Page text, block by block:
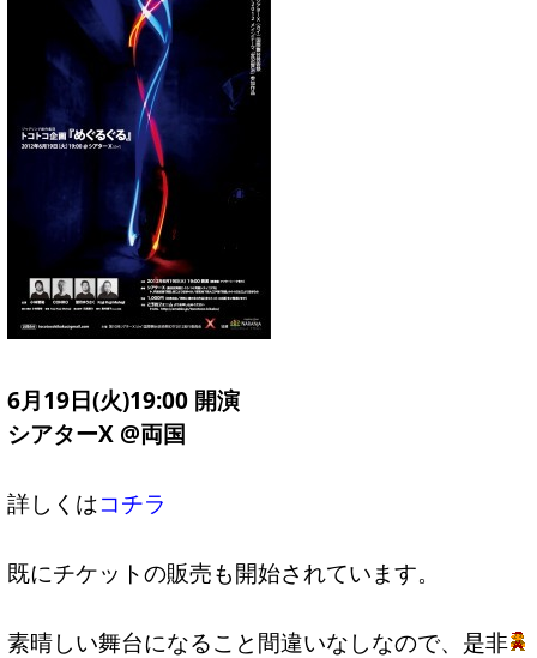
6月19日(火)19:00 開演
シアターX @両国
詳しくはコチラ
既にチケットの販売も開始されています。
素晴しい舞台になること間違いなしなので、是非